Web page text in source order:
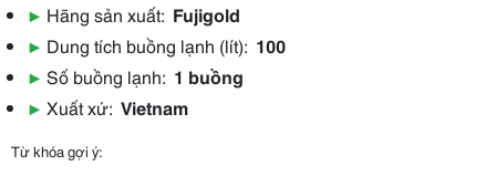
▶ Hãng sản xuất: Fujigold
▶ Dung tích buồng lạnh (lít): 100
▶ Số buồng lạnh: 1 buồng
▶ Xuất xứ: Vietnam
Từ khóa gợi ý: